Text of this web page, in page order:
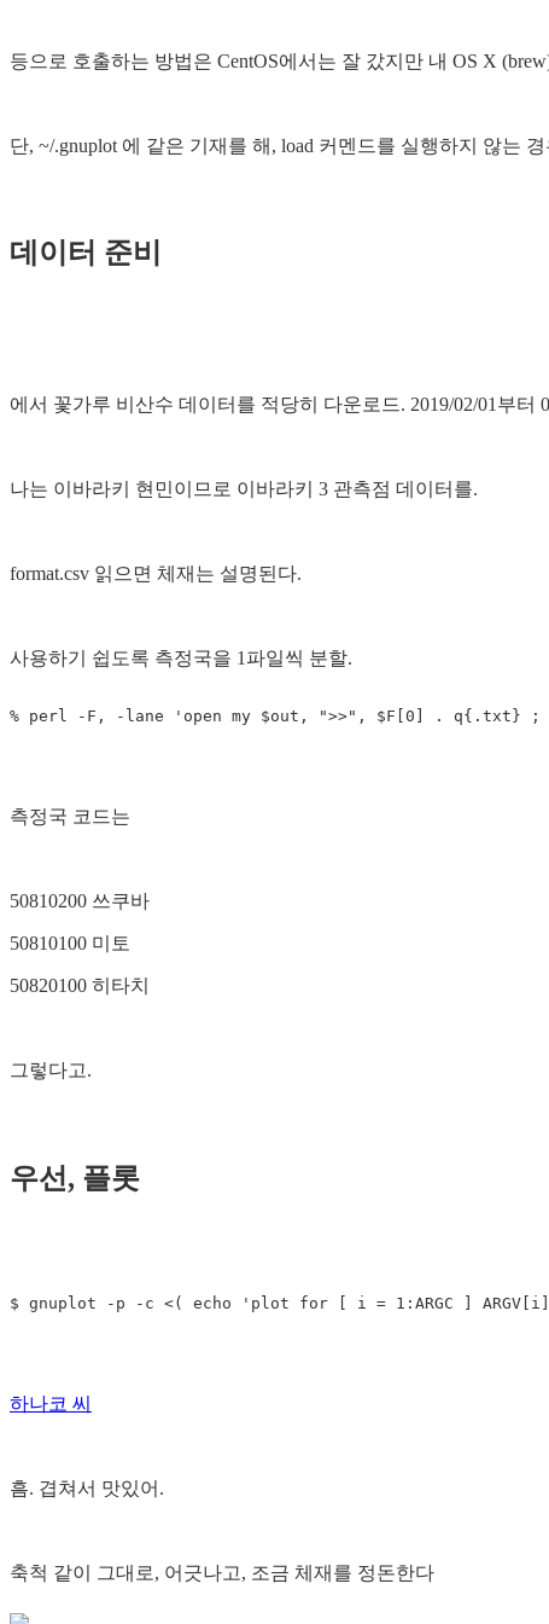
등으로 호출하는 방법은 CentOS에서는 잘 갔지만 내 OS X
단, ~/.gnuplot 에 같은 기재를 해, load 커멘드를 실행하지 않는
데이터 준비
에서 꽃가루 비산수 데이터를 적당히 다운로드. 2019/02/01부터
나는 이바라키 현민이므로 이바라키 3 관측점 데이터를.
format.csv 읽으면 체재는 설명된다.
사용하기 쉽도록 측정국을 1파일씩 분할.
측정국 코드는
50810200 쓰쿠바
50810100 미토
50820100 히타치
그렇다고.
우선, 플롯
하나코 씨
흠. 겹쳐서 맛있어.
축척 같이 그대로, 어긋나고, 조금 체재를 정돈한다